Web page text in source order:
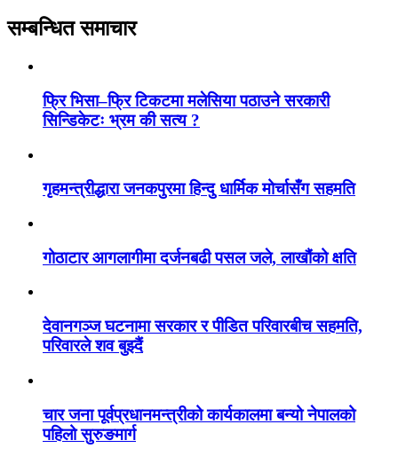
सम्बन्धित समाचार
फ्रि भिसा–फ्रि टिकटमा मलेसिया पठाउने सरकारी
सिन्डिकेटः भ्रम की सत्य ?
गृहमन्त्रीद्धारा जनकपुरमा हिन्दु धार्मिक मोर्चासँग सहमति
गोठाटार आगलागीमा दर्जनबढी पसल जले, लाखौंको क्षति
देवानगञ्ज घटनामा सरकार र पीडित परिवारबीच सहमति,
परिवारले शव बुझ्दैं
चार जना पूर्वप्रधानमन्त्रीको कार्यकालमा बन्यो नेपालको
पहिलो सुरुङमार्ग